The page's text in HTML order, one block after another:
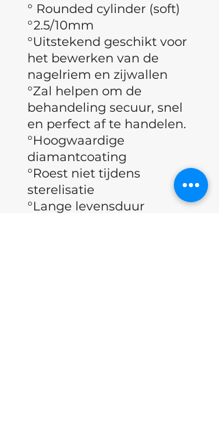
° Rounded cylinder (soft)
°2.5/10mm
°Uitstekend geschikt voor
het bewerken van de
nagelriem en zijwallen
°Zal helpen om de
behandeling secuur, snel
en perfect af te handelen.
°Hoogwaardige
diamantcoating
°Roest niet tijdens
sterelisatie
°Lange levensduur